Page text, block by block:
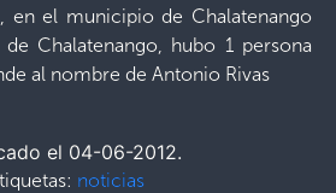
el municipio de Chalatenango
Chalatenango, hubo 1 persona
al nombre de Antonio Rivas
el 04-06-2012.
noticias